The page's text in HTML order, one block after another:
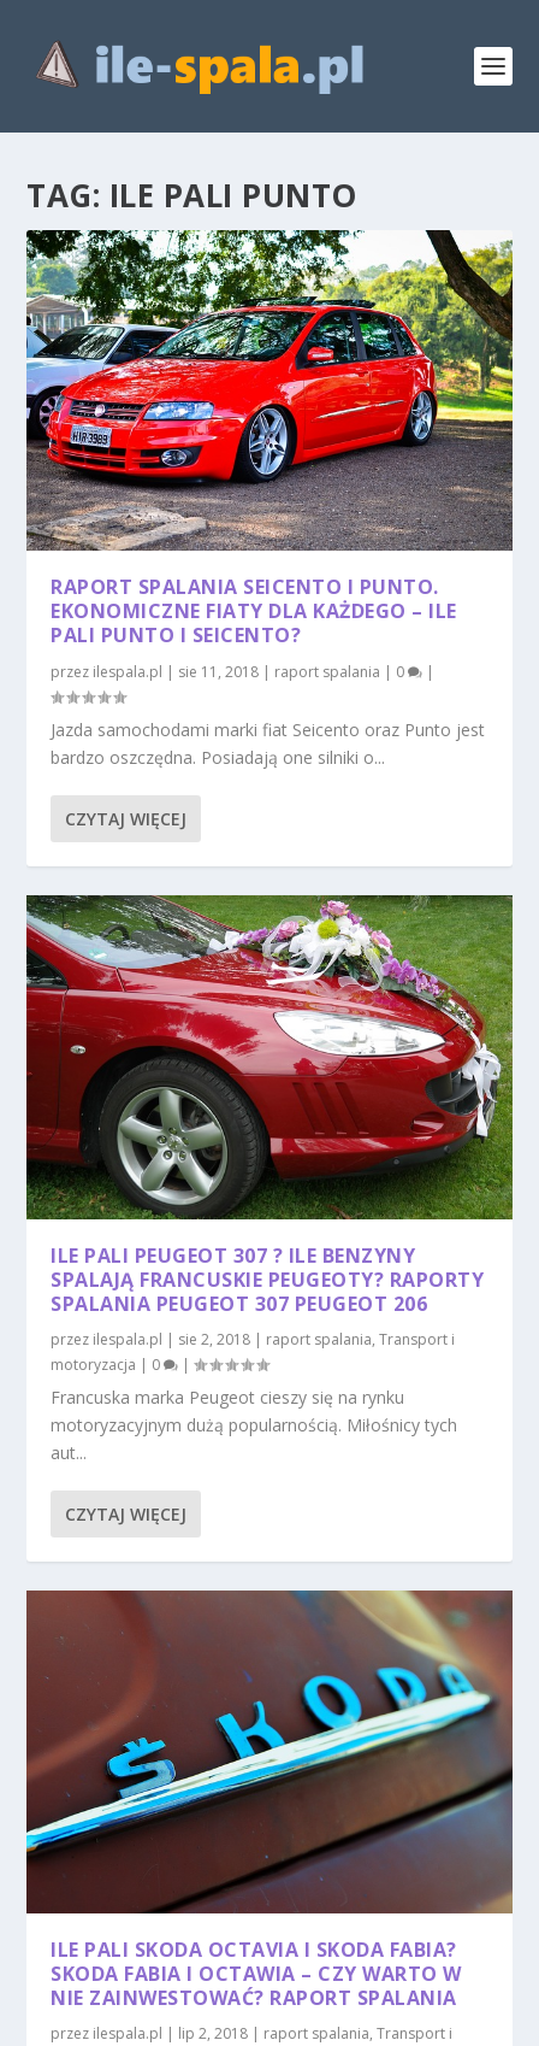
TAG: ILE PALI PUNTO
RAPORT SPALANIA SEICENTO I PUNTO.
EKONOMICZNE FIATY DLA KAŻDEGO – ILE
PALI PUNTO I SEICENTO?
przez ilespala.pl sie 11, 2018 raport spalania 0
Jazda samochodami marki fiat Seicento oraz Punto jest
bardzo oszczędna. Posiadają one silniki o...
CZYTAJ WIĘCEJ
ILE PALI PEUGEOT 307 ? ILE BENZYNY
SPALAJĄ FRANCUSKIE PEUGEOTY? RAPORTY
SPALANIA PEUGEOT 307 PEUGEOT 206
przez ilespala.pl | sie 2, 2018 | raport spalania,Transport i
motoryzacja | 0 |
Francuska marka Peugeot cieszy się na rynku
motoryzacyjnym dużą popularnością. Miłośnicy tych
aut...
CZYTAJ WIĘCEJ
ILE PALI SKODA OCTAVIA I SKODA FABIA?
SKODA FABIA I OCTAWIA – CZY WARTO W
NIE ZAINWESTOWAĆ? RAPORT SPALANIA
przez ilespala.pl | lip 2, 2018 | raport spalania,Transport i